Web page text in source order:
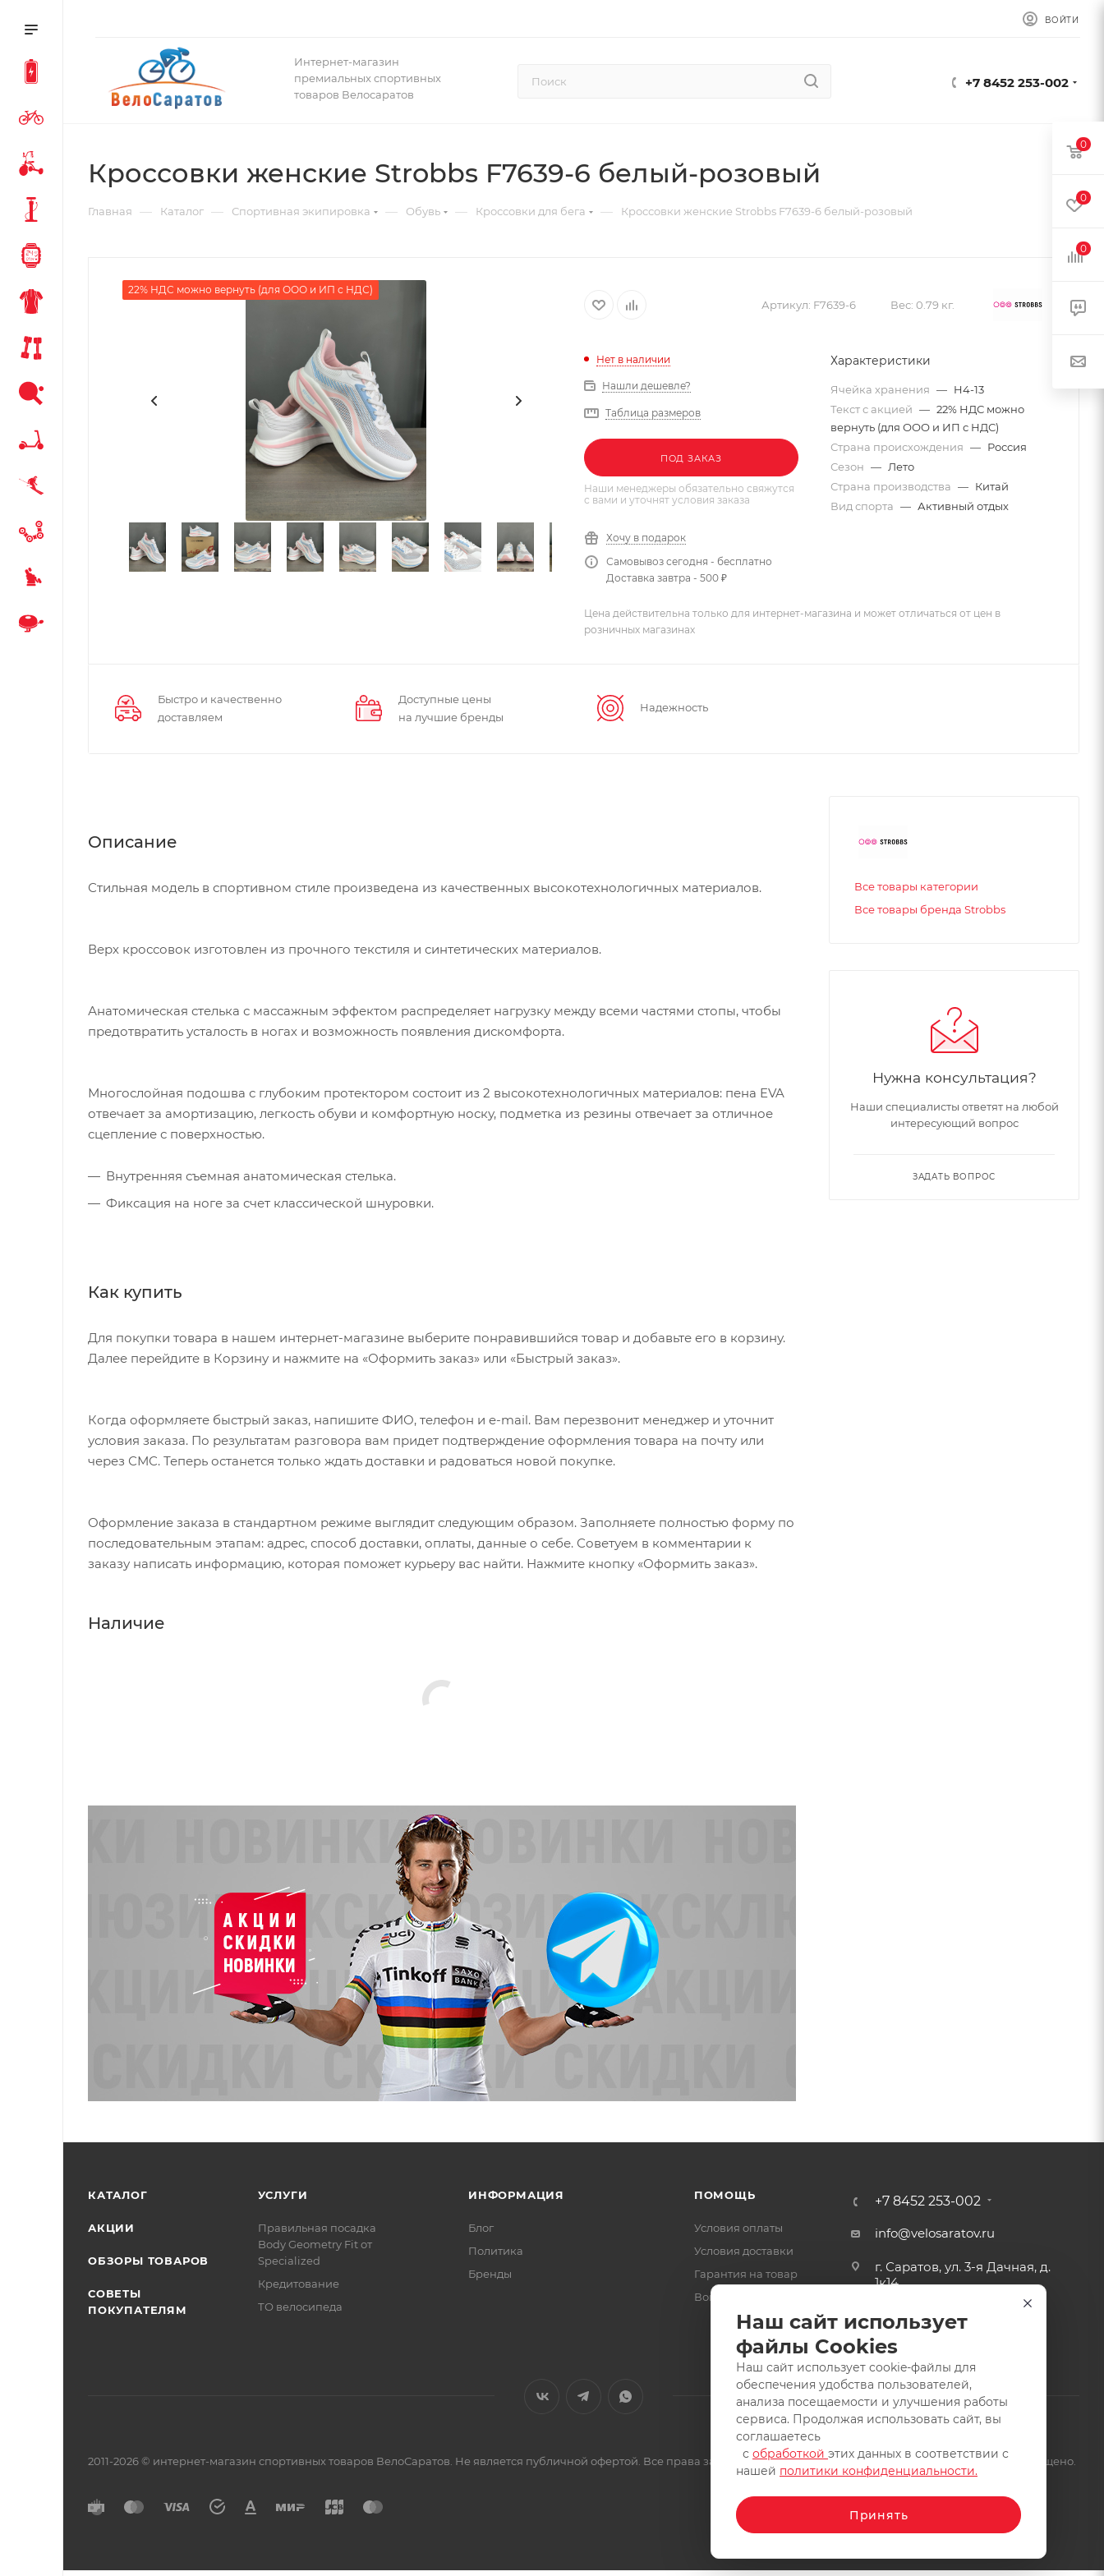
ВОЙТИ
Интернет-магазин
премиальных спортивных
товаров Велосаратов
+7 8452 253-002
Кроссовки женские Strobbs F7639-6 белый-розовый
Главная — Каталог — Спортивная экипировка — Обувь — Кроссовки для бега — Кроссовки женские Strobbs F7639-6 белый-розовый
22% НДС можно вернуть (для ООО и ИП с НДС)
Артикул: F7639-6 Вес: 0.79 кг.
Нет в наличии
Нашли дешевле?
Таблица размеров
ПОД ЗАКАЗ
Наши менеджеры обязательно свяжутся
с вами и уточнят условия заказа
Хочу в подарок
Самовывоз сегодня - бесплатно
Доставка завтра - 500 ₽
Характеристики
Ячейка хранения — H4-13
Текст с акцией — 22% НДС можно
вернуть (для ООО и ИП с НДС)
Страна происхождения — Россия
Сезон — Лето
Страна производства — Китай
Вид спорта — Активный отдых
Цена действительна только для интернет-магазина и может отличаться от цен в
розничных магазинах
Быстро и качественно
доставляем
Доступные цены
на лучшие бренды
Надежность
Описание
Стильная модель в спортивном стиле произведена из качественных высокотехнологичных материалов.
Верх кроссовок изготовлен из прочного текстиля и синтетических материалов.
Анатомическая стелька с массажным эффектом распределяет нагрузку между всеми частями стопы, чтобы
предотвратить усталость в ногах и возможность появления дискомфорта.
Многослойная подошва с глубоким протектором состоит из 2 высокотехнологичных материалов: пена EVA
отвечает за амортизацию, легкость обуви и комфортную носку, подметка из резины отвечает за отличное
сцепление с поверхностью.
Внутренняя съемная анатомическая стелька.
Фиксация на ноге за счет классической шнуровки.
Как купить
Для покупки товара в нашем интернет-магазине выберите понравившийся товар и добавьте его в корзину.
Далее перейдите в Корзину и нажмите на «Оформить заказ» или «Быстрый заказ».
Когда оформляете быстрый заказ, напишите ФИО, телефон и e-mail. Вам перезвонит менеджер и уточнит
условия заказа. По результатам разговора вам придет подтверждение оформления товара на почту или
через СМС. Теперь останется только ждать доставки и радоваться новой покупке.
Оформление заказа в стандартном режиме выглядит следующим образом. Заполняете полностью форму по
последовательным этапам: адрес, способ доставки, оплаты, данные о себе. Советуем в комментарии к
заказу написать информацию, которая поможет курьеру вас найти. Нажмите кнопку «Оформить заказ».
Наличие
Все товары категории
Все товары бренда Strobbs
Нужна консультация?
Наши специалисты ответят на любой
интересующий вопрос
ЗАДАТЬ ВОПРОС
КАТАЛОГ
АКЦИИ
ОБЗОРЫ ТОВАРОВ
СОВЕТЫ
ПОКУПАТЕЛЯМ
УСЛУГИ
Правильная посадка
Body Geometry Fit от
Specialized
Кредитование
ТО велосипеда
ИНФОРМАЦИЯ
Блог
Политика
Бренды
ПОМОЩЬ
Условия оплаты
Условия доставки
Гарантия на товар
Вопрос-ответ
+7 8452 253-002
info@velosaratov.ru
г. Саратов, ул. 3-я Дачная, д.
1к14
2011-2026 © интернет-магазин спортивных товаров ВелоСаратов. Не является публичной офертой. Все права защищены. Заимствование материалов и фотографий запрещено.
Наш сайт использует
файлы Cookies
Наш сайт использует cookie-файлы для
обеспечения удобства пользователей,
анализа посещаемости и улучшения работы
сервиса. Продолжая использовать сайт, вы
соглашаетесь
с обработкой этих данных в соответствии с
нашей политики конфиденциальности.
Принять
0
0
0